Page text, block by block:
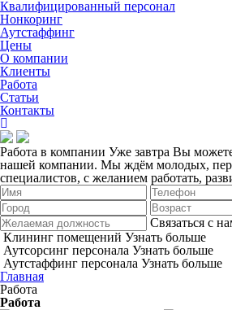
Квалифицированный персонал
Нонкоринг
Аутстаффинг
Цены
О компании
Клиенты
Работа
Статьи
Контакты
Работа в компании Уже завтра Вы
нашей компании. Мы ждём молодых,
специалистов, с желанием работать,
Связаться с
Клининг помещений Узнать больше
Аутсорсинг персонала Узнать больше
Аутстаффинг персонала Узнать больше
Главная
Работа
Работа